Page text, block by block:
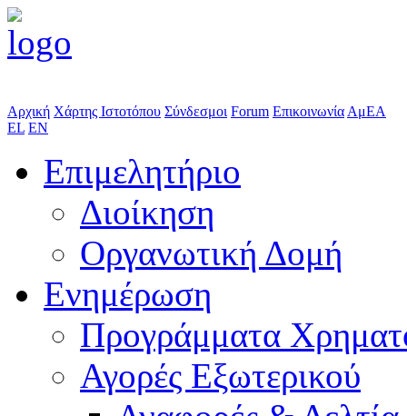
Αρχική Χάρτης Ιστοτόπου Σύνδεσμοι Forum Επικοινωνία ΑμΕΑ
EL EN
Επιμελητήριο
Διοίκηση
Οργανωτική Δομή
Ενημέρωση
Προγράμματα
Αγορές Εξωτερικού